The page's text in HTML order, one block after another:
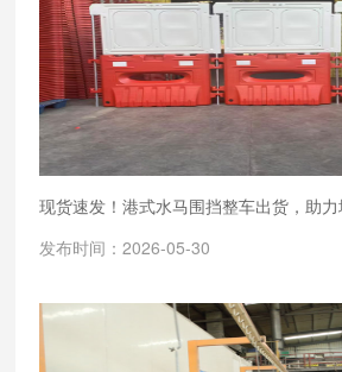
现货速发！港式水马围挡整车出货，助
发布时间：2026-05-30